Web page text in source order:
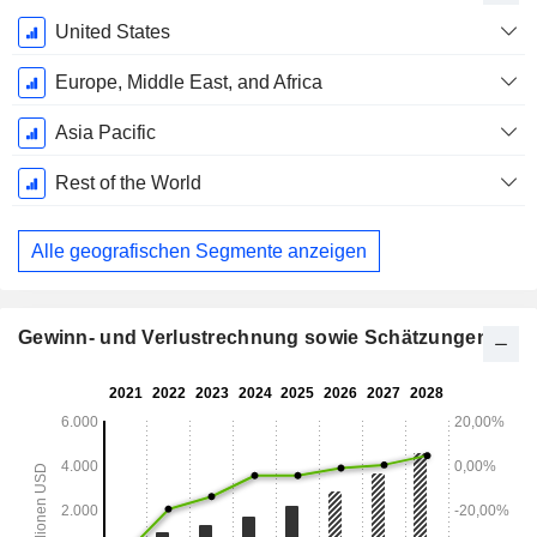
Ende d.
Geschäftsjahres:
Dezember
United States
Europe, Middle East, and Africa
Asia Pacific
Rest of the World
Alle geografischen Segmente anzeigen
Gewinn- und Verlustrechnung sowie Schätzungen